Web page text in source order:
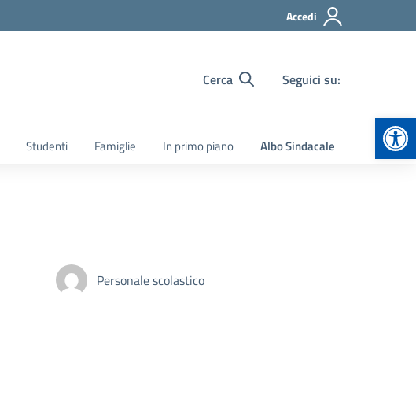
Accedi
Cerca Seguici su:
Studenti Famiglie In primo piano Albo Sindacale
Personale scolastico